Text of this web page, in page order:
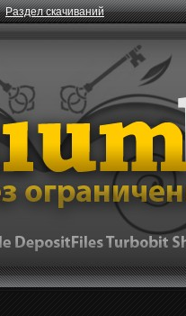
Раздел скачиваний